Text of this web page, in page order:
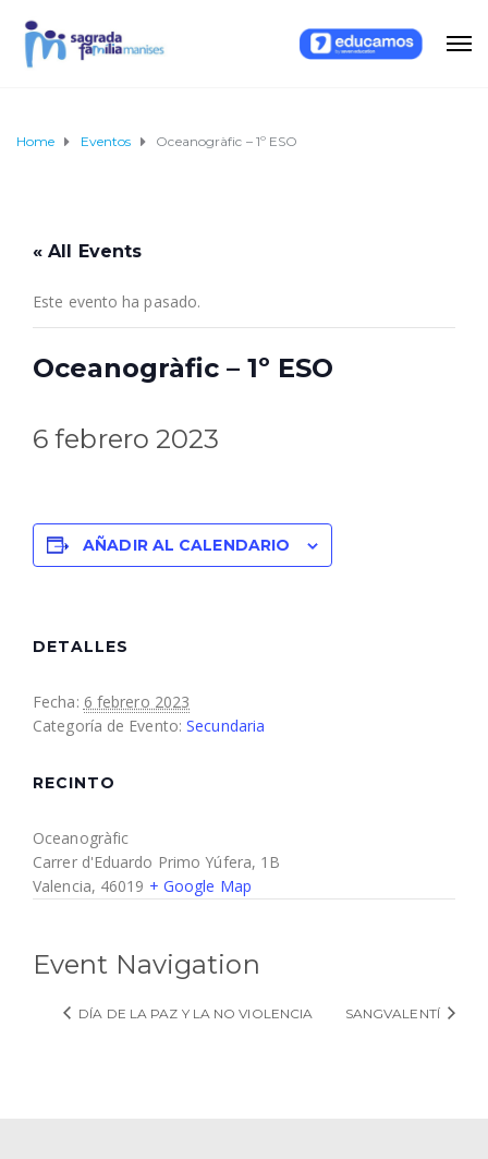
Home Eventos Oceanogràfic – 1º ESO
« All Events
Este evento ha pasado.
Oceanogràfic – 1º ESO
6 febrero 2023
AÑADIR AL CALENDARIO
DETALLES
Fecha: 6 febrero 2023
Categoría de Evento: Secundaria
RECINTO
Oceanogràfic
Carrer d'Eduardo Primo Yúfera, 1B
Valencia, 46019 + Google Map
Event Navigation
DÍA DE LA PAZ Y LA NO VIOLENCIA SANGVALENTÍ